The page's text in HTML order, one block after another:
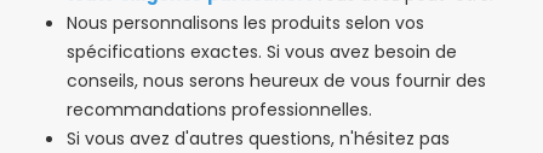
Nous personnalisons les produits selon vos
spécifications exactes. Si vous avez besoin de
conseils, nous serons heureux de vous fournir des
recommandations professionnelles.
Si vous avez d'autres questions, n'hésitez pas